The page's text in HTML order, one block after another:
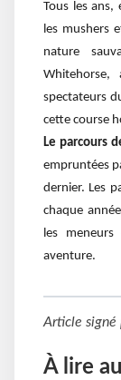
Tous les ans,
les mushers
nature
spectateurs
cette course
Le parcours
empruntées
dernier. Les
chaque
les
aventure.
Article signé
À lire